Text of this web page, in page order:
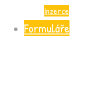
Inzerce
Formuláře